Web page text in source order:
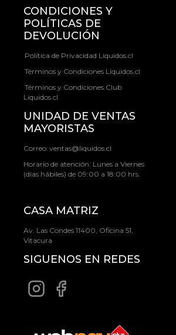
CONDICIONES Y
POLÍTICAS DE
DEVOLUCIÓN
Política de Privacidad Liquidos.cl
Términos y Condiciones Liquidos.cl
Términos y Condiciones Club
Liquidos.cl
UNIDAD DE VENTAS
MAYORISTAS
Correo: ventas@liquidos.cl
Horario de atención: Lunes a Viernes
(días hábiles) de 09:00 a 18:00 hrs.
CASA MATRIZ
Av. Las Condes 11400, Oficina 51,
Vitacura
SIGUENOS EN REDES